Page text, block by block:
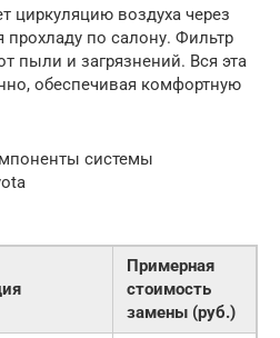
циркуляцию воздуха через
прохладу по салону. Фильтр
пыли и загрязнений. Вся эта
обеспечивая комфортную
системы
Примерная
стоимость
замены (руб.)